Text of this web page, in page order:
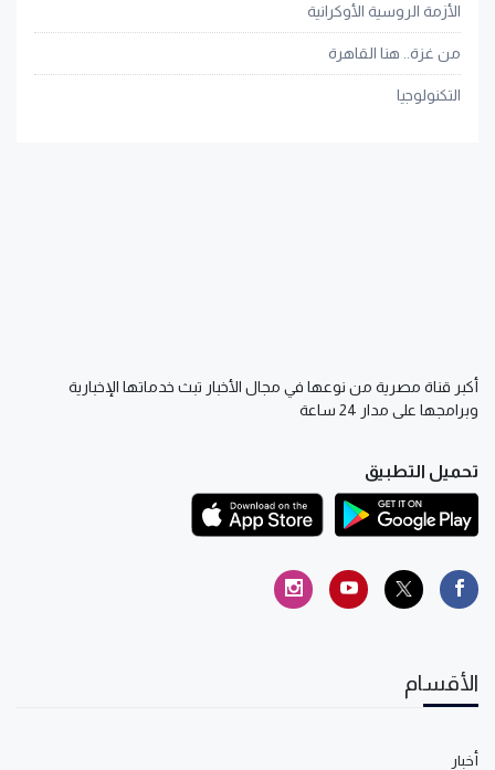
الأزمة الروسية الأوكرانية
من غزة.. هنا القاهرة
التكنولوجيا
أكبر قناة مصرية من نوعها في مجال الأخبار تبث خدماتها الإخبارية
وبرامجها على مدار 24 ساعة
تحميل التطبيق
الأقسام
أخبار